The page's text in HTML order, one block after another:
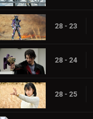
28 - 23
28 - 24
28 - 25